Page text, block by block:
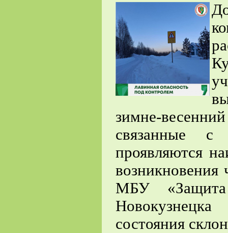
зимне-
связанные с
проявляются
возникновения
МБУ
состояния